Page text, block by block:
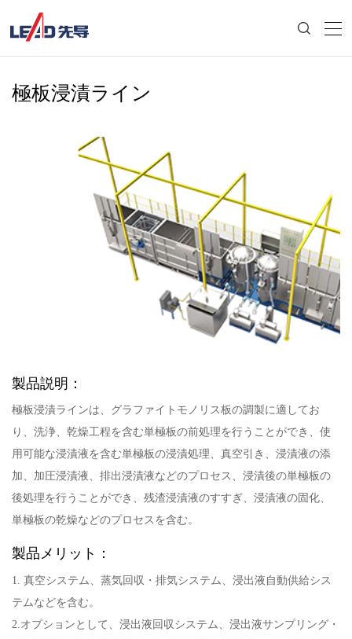
極板浸漬ライン
製品説明：
極板浸漬ラインは、グラファイトモノリス板の調製に適してお
り、洗浄、乾燥工程を含む単極板の前処理を行うことができ、使
用可能な浸漬液を含む単極板の浸漬処理、真空引き、浸漬液の添
加、加圧浸漬液、排出浸漬液などのプロセス、浸漬後の単極板の
後処理を行うことができ、残渣浸漬液のすすぎ、浸漬液の固化、
単極板の乾燥などのプロセスを含む。
製品メリット：
1. 真空システム、蒸気回収・排気システム、浸出液自動供給シス
テムなどを含む。
2.オプションとして、浸出液回収システム、浸出液サンプリング・